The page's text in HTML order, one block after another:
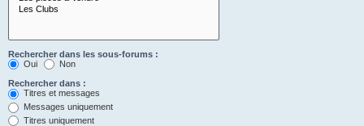
Rechercher dans les sous-forums :
Oui
Non
Rechercher dans :
Titres et messages
Messages uniquement
Titres uniquement